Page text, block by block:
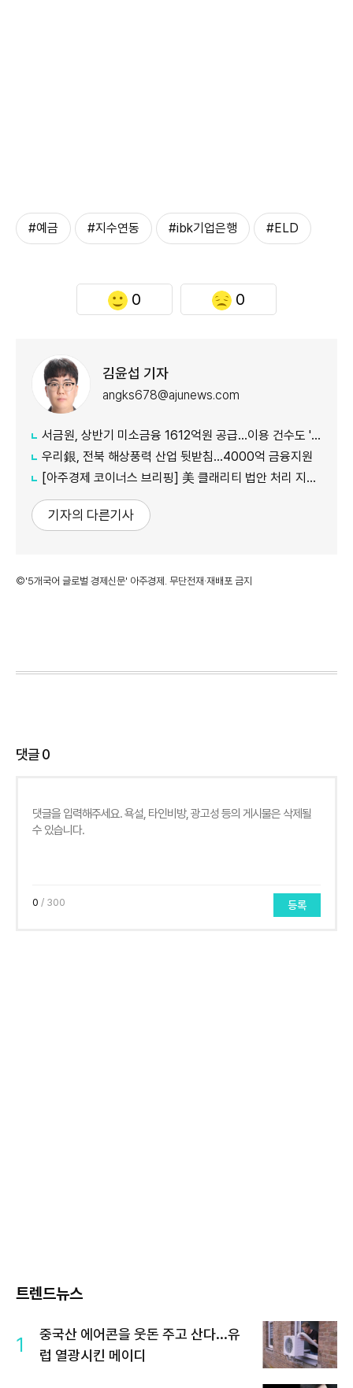
#예금 #지수연동 #ibk기업은행 #ELD
0 0
김윤섭 기자
angks678@ajunews.com
서금원, 상반기 미소금융 1612억원 공급…이용 건수도 '역대 최대'
우리銀, 전북 해상풍력 산업 뒷받침…4000억 금융지원
[아주경제 코이너스 브리핑] 美 클래리티 법안 처리 지연에…비트코인 6만4000달러대 횡보
기자의 다른기사
©'5개국어 글로벌 경제신문' 아주경제. 무단전재·재배포 금지
댓글0
0 / 300 등록
트렌드뉴스
1
중국산 에어콘을 웃돈 주고 산다...유
럽 열광시킨 메이디